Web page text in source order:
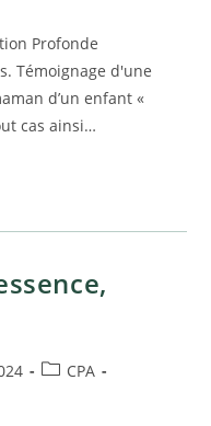
:
Profonde
Témoignage d'une
d’un enfant «
cas ainsi…
PostCPA